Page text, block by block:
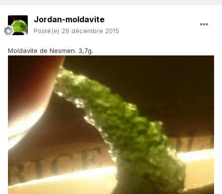
Jordan-moldavite
Posté(e) 29 décembre 2015
Moldavite de Nesmen. 3,7g.